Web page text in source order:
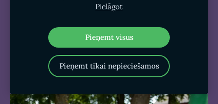
Pielāgot
Pieņemt visus
Pieņemt tikai nepieciešamos